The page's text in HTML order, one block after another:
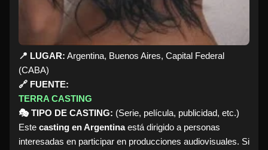
📍 LUGAR: Argentina, Buenos Aires, Capital Federal
(CABA)
🔗 FUENTE:
TERRA CASTING
🎭 TIPO DE CASTING: (Serie, película, publicidad, etc.)
Este casting en Argentinaestá dirigido a personas
interesadas en participar en producciones audiovisuales. Si